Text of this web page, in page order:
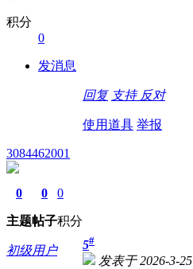
积分
0
发消息
回复 支持 反对
使用道具 举报
3084462001
0
主题
0
帖子
0
积分
初级用户 5#
发表于 2026-3-